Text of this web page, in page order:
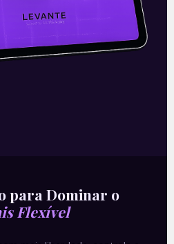
para Dominar o
Flexível